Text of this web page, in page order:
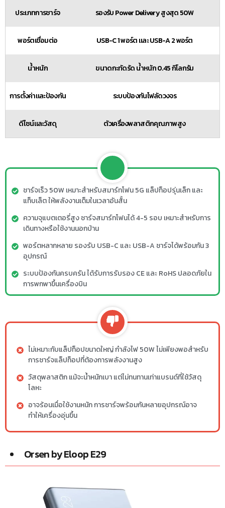
ประเภทการชาร์จ รองรับ Power Delivery สูงสุด 50W
พอร์ตเชื่อมต่อ USB-C 1 พอร์ต และ USB-A 2 พอร์ต
น้ำหนัก ขนาดกะทัดรัด น้ำหนัก 0.45 กิโลกรัม
การตั้งค่าและป้องกัน ระบบป้องกันไฟลัดวงจร
ดีไซน์และวัสดุ ตัวเครื่องพลาสติกคุณภาพสูง
ชาร์จเร็ว 50W เหมาะสำหรับสมาร์ทโฟน 5G แล็ปท็อปรุ่นเล็ก และ
แท็บเล็ต ให้พลังงานเต็มในเวลาอันสั้น
ความจุแบตเตอรี่สูง ชาร์จสมาร์ทโฟนได้ 4-5 รอบ เหมาะสำหรับการ
เดินทางหรือใช้งานนอกบ้าน
พอร์ตหลากหลาย รองรับ USB-C และ USB-A ชาร์จได้พร้อมกัน 3
อุปกรณ์
ระบบป้องกันครบครัน ได้รับการรับรอง CE และ RoHS ปลอดภัยใน
การพกพาขึ้นเครื่องบิน
ไม่เหมาะกับแล็ปท็อปขนาดใหญ่ กำลังไฟ 50W ไม่เพียงพอสำหรับ
การชาร์จแล็ปท็อปที่ต้องการพลังงานสูง
วัสดุพลาสติก แม้จะน้ำหนักเบา แต่ไม่ทนทานเท่าแบรนด์ที่ใช้วัสดุ
โลหะ
อาจร้อนเมื่อใช้งานหนัก การชาร์จพร้อมกันหลายอุปกรณ์อาจ
ทำให้เครื่องอุ่นขึ้น
Orsen by Eloop E29